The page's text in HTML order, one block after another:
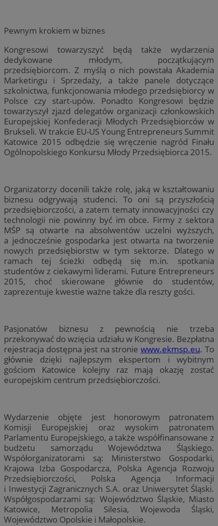
Pewnym krokiem w biznes
Kongresowi towarzyszyć będą także wydarzenia
dedykowane młodym, początkującym
przedsiębiorcom. Z myślą o nich powstała Akademia
Marketingu i Sprzedaży, a także panele dotyczące
szkolnictwa, funkcjonowania młodego przedsiębiorcy w
Polsce czy start-upów. Ponadto Kongresowi będzie
towarzyszył zjazd delegatów organizacji członkowskich
Europejskiej Konfederacji Młodych Przedsiębiorców w
Brukseli. W trakcie EU-US Young Entrepreneurs Summit
Katowice 2015 odbędzie się wręczenie nagród Finału
Ogólnopolskiego Konkursu Młody Przedsiębiorca 2015.
Organizatorzy docenili także rolę, jaką w kształtowaniu
biznesu odgrywają studenci. To oni są przyszłością
przedsiębiorczości, a zatem tematy innowacyjności czy
technologii nie powinny być im obce. Firmy z sektora
MŚP są otwarte na absolwentów uczelni wyższych,
a jednocześnie gospodarka jest otwarta na tworzenie
nowych przedsiębiorstw w tym sektorze. Dlatego w
ramach tej ścieżki odbędą się m.in. spotkania
studentów z ciekawymi liderami. Future Entrepreneurs
2015, choć skierowane głównie do studentów,
zaprezentuje kwestie ważne także dla reszty gości.
Pasjonatów biznesu z pewnością nie trzeba
przekonywać do wzięcia udziału w Kongresie. Bezpłatna
rejestracja dostępna jest na stroniewww.ekmsp.eu. To
głównie dzięki najlepszym ekspertom i wybitnym
gościom Katowice kolejny raz mają okazję zostać
europejskim centrum przedsiębiorczości.
Wydarzenie objęte jest honorowym patronatem
Komisji Europejskiej oraz wysokim patronatem
Parlamentu Europejskiego, a także współfinansowane z
budżetu samorządu Województwa Śląskiego.
Współorganizatorami są: Ministerstwo Gospodarki,
Krajowa Izba Gospodarcza, Polska Agencja Rozwoju
Przedsiębiorczości, Polska Agencja Informacji
i Inwestycji Zagranicznych S.A. oraz Uniwersytet Śląski.
Współgospodarzami są: Województwo Śląskie, Miasto
Katowice, Metropolia Silesia, Wojewoda Śląski,
Województwo Opolskie i Małopolskie.